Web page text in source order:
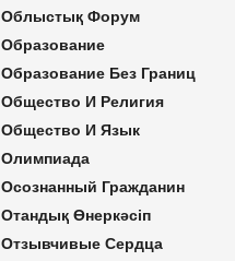
Облыстық Форум
Образование
Образование Без Границ
Общество И Религия
Общество И Язык
Олимпиада
Осознанный Гражданин
Отандық Өнеркәсіп
Отзывчивые Сердца